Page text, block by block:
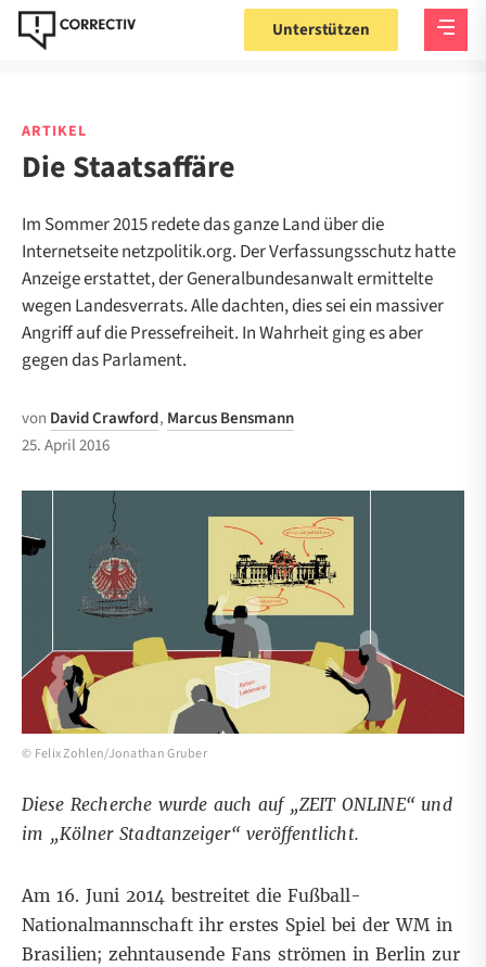
Unterstützen
ARTIKEL
Die Staatsaffäre
Im Sommer 2015 redete das ganze Land über die
Internetseite netzpolitik.org. Der Verfassungsschutz hatte
Anzeige erstattet, der Generalbundesanwalt ermittelte
wegen Landesverrats. Alle dachten, dies sei ein massiver
Angriff auf die Pressefreiheit. In Wahrheit ging es aber
gegen das Parlament.
von David Crawford, Marcus Bensmann
25. April 2016
© Felix Zohlen/Jonathan Gruber
Diese Recherche wurde auch auf „ZEIT ONLINE“ und
im „Kölner Stadtanzeiger“ veröffentlicht.
Am 16. Juni 2014 bestreitet die Fußball-
Nationalmannschaft ihr erstes Spiel bei der WM in
Brasilien; zehntausende Fans strömen in Berlin zur